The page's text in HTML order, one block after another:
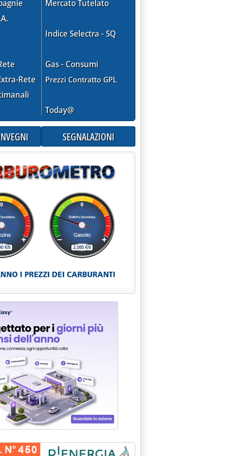
Rete
Mercato Tutelato
Indice Selectra - SQ
Gas - Consumi
Prezzi Contratto GPL
Today@
SEGNALAZIONI